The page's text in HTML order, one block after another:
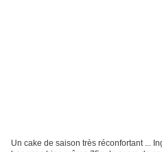
Un cake de saison très réconfortant ...